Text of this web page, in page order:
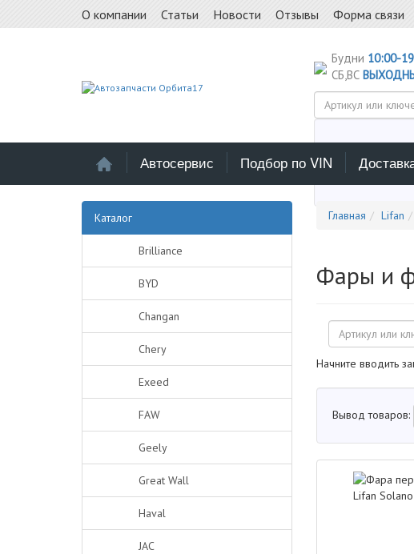
О компании Статьи Новости Отзывы Форма связи
Будни 10:00-
СБ,ВС
Выберите
Автосервис Подбор по VIN
Каталог
Brilliance
BYD
Changan
Chery
Exeed
FAW
Geely
Great Wall
Haval
JAC
Главная Lifan
Фары и
Начните вводить
Вывод товаров: